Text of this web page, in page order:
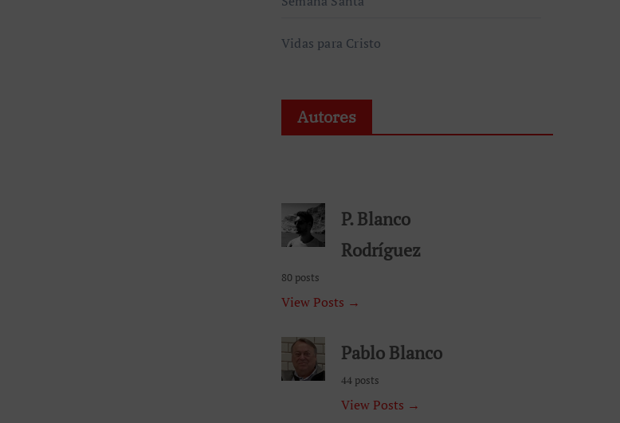
Vidas para Cristo
Autores
P. Blanco
Rodríguez
80 posts
View Posts →
Pablo Blanco
44 posts
View Posts →